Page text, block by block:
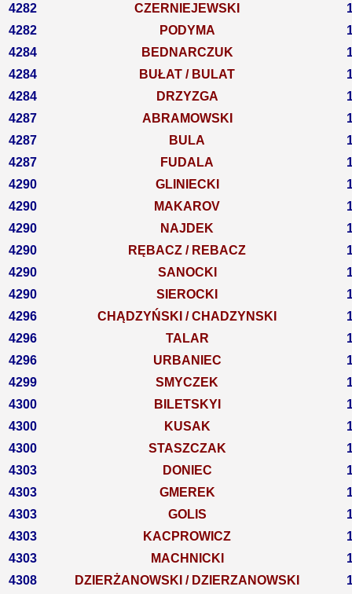
4282
CZERNIEJEWSKI
4282
PODYMA
4284
BEDNARCZUK
4284
BUŁAT / BULAT
4284
DRZYZGA
4287
ABRAMOWSKI
4287
BULA
4287
FUDALA
4290
GLINIECKI
4290
MAKAROV
4290
NAJDEK
4290
RĘBACZ / REBACZ
4290
SANOCKI
4290
SIEROCKI
4296
CHĄDZYŃSKI / CHADZYNSKI
4296
TALAR
4296
URBANIEC
4299
SMYCZEK
4300
BILETSKYI
4300
KUSAK
4300
STASZCZAK
4303
DONIEC
4303
GMEREK
4303
GOLIS
4303
KACPROWICZ
4303
MACHNICKI
4308
DZIERŻANOWSKI / DZIERZANOWSKI